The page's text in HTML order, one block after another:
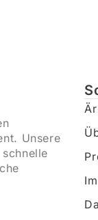
Unsere